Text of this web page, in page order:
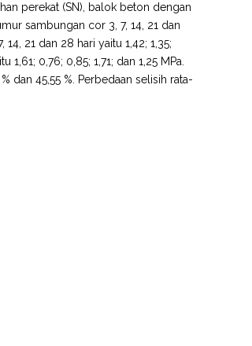
perekat (SN), balok beton dengan
sambungan cor 3, 7, 14, 21 dan
21 dan 28 hari yaitu 1,42; 1,35;
0,76; 0,85; 1,71; dan 1,25 MPa.
dan 45,55 %. Perbedaan selisih rata-